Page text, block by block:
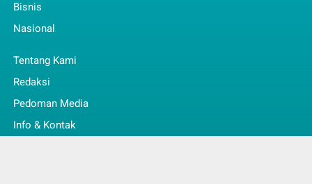
Bisnis
Nasional
Tentang Kami
Redaksi
Pedoman Media
Info & Kontak